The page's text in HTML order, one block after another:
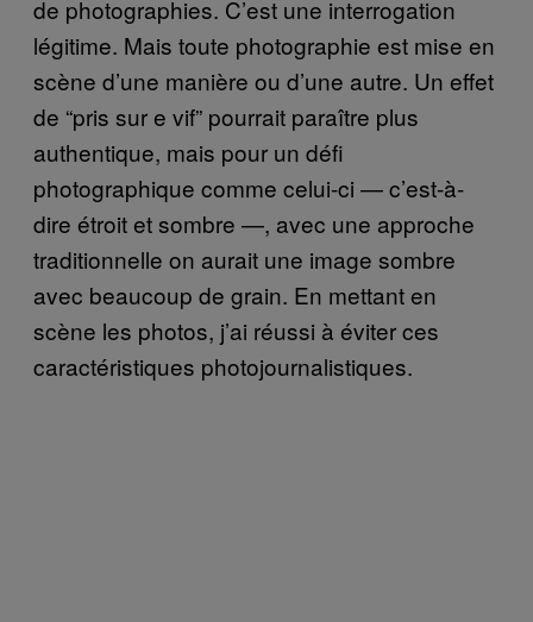
de photographies. C’est une interrogation
légitime. Mais toute photographie est mise en
scène d’une manière ou d’une autre. Un effet
de “pris sur e vif” pourrait paraître plus
authentique, mais pour un défi
photographique comme celui-ci — c’est-à-
dire étroit et sombre —, avec une approche
traditionnelle on aurait une image sombre
avec beaucoup de grain. En mettant en
scène les photos, j’ai réussi à éviter ces
caractéristiques photojournalistiques.